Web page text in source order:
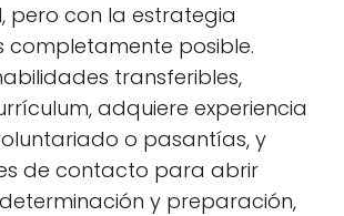
pero con la estrategia
completamente posible.
transferibles,
adquiere experiencia
o pasantías, y
de contacto para abrir
y preparación,